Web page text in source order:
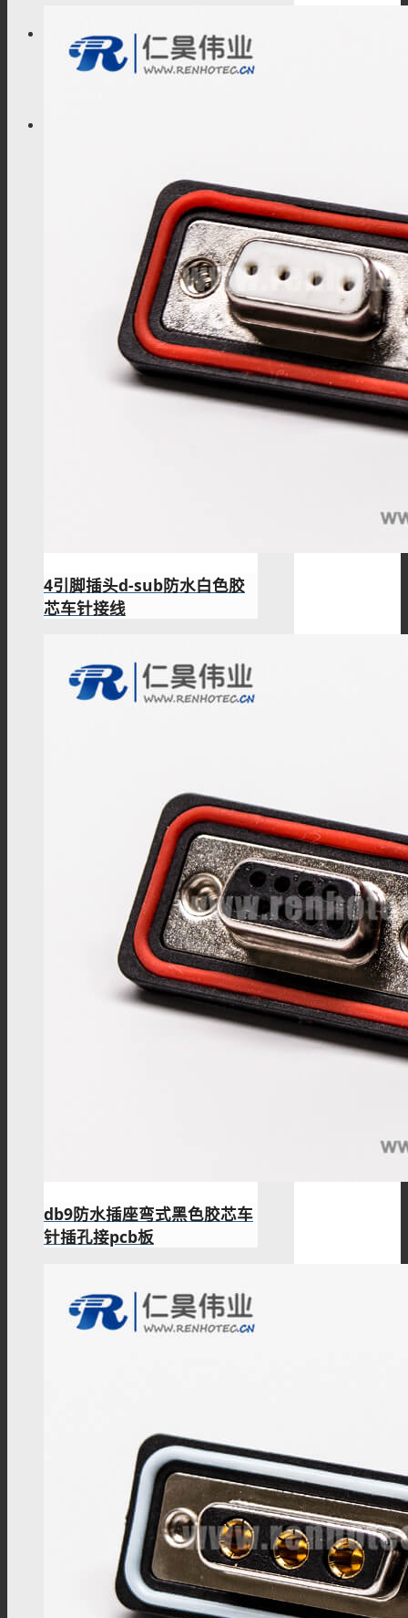
4引脚插头d-sub防水白色胶
芯车针接线
db9防水插座弯式黑色胶芯车
针插孔接pcb板